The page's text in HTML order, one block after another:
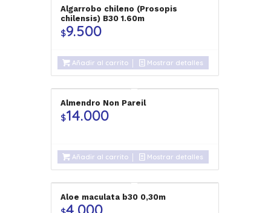
Algarrobo chileno (Prosopis
chilensis) B30 1.60m
$9.500
Añadir al carrito Mostrar detalles
Almendro Non Pareil
$14.000
Añadir al carrito Mostrar detalles
Aloe maculata b30 0,30m
4.000